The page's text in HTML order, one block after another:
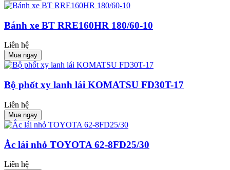
Bánh xe BT RRE160HR 180/60-10
Liên hệ
Mua ngay
Bộ phốt xy lanh lái KOMATSU FD30T-17
Liên hệ
Mua ngay
Ắc lái nhỏ TOYOTA 62-8FD25/30
Liên hệ